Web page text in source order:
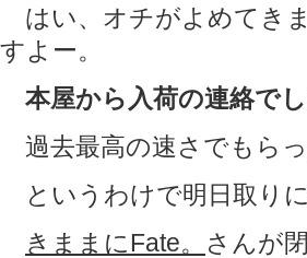
はい、オチがよめてき
すよー。
本屋から入荷の連絡でし
過去最高の速さでもら
というわけで明日取り
きままにFate。
さんが閉